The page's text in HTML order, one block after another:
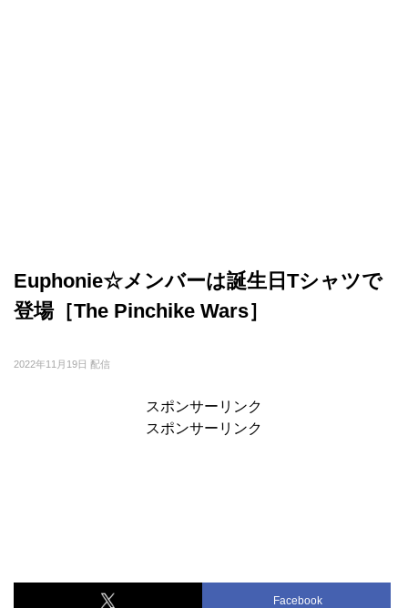
Euphonie☆メンバーは誕生日Tシャツで
登場［The Pinchike Wars］
2022年11月19日 配信
スポンサーリンク
スポンサーリンク
Facebook